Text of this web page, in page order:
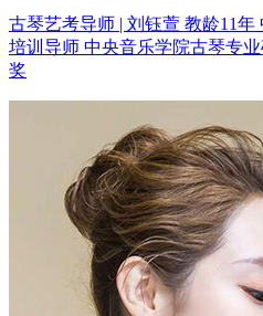
古琴艺考导师 | 刘钰萱 教龄11年
培训导师 中央音乐学院古琴专
奖